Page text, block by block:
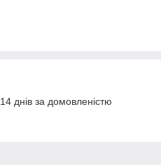
днів за домовленістю